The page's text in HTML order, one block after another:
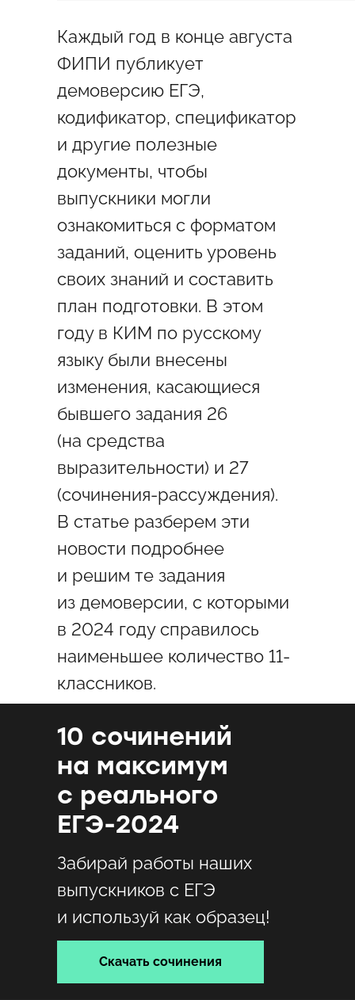
Каждый год в конце августа
ФИПИ публикует
демоверсию ЕГЭ,
кодификатор, спецификатор
и другие полезные
документы, чтобы
выпускники могли
ознакомиться с форматом
заданий, оценить уровень
своих знаний и составить
план подготовки. В этом
году в КИМ по русскому
языку были внесены
изменения, касающиеся
бывшего задания 26
(на средства
выразительности) и 27
(сочинения-рассуждения).
В статье разберем эти
новости подробнее
и решим те задания
из демоверсии, с которыми
в 2024 году справилось
наименьшее количество 11-
классников.
10 сочинений
на максимум
с реального
ЕГЭ-2024
Забирай работы наших
выпускников с ЕГЭ
и используй как образец!
Скачать сочинения